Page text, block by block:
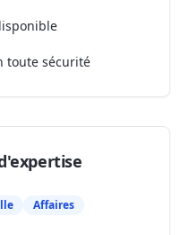
toute sécurité
Affaires